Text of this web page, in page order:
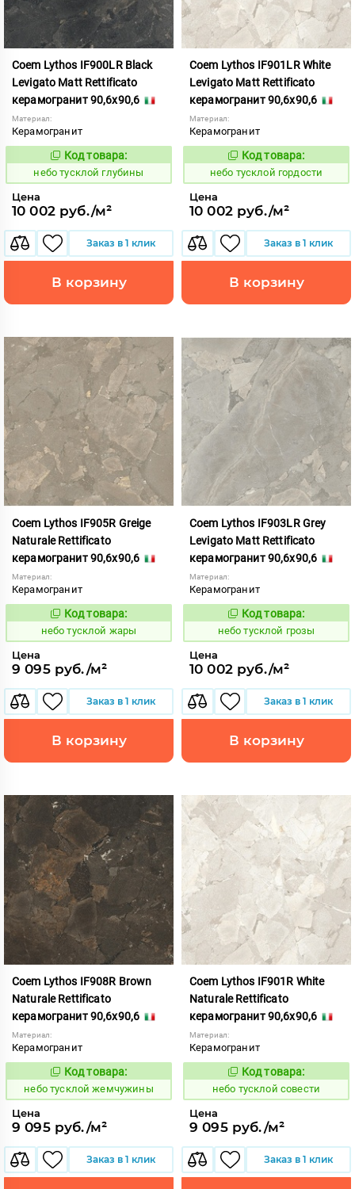
Coem Lythos IF900LR Black
Levigato Matt Rettificato
керамогранит 90,6x90,6
Материал:
Керамогранит
1122642
Код товара:
небо тусклой глубины
Цена
10 002 руб./м²
Заказ в 1 клик
В корзину
Coem Lythos IF901LR White
Levigato Matt Rettificato
керамогранит 90,6x90,6
Материал:
Керамогранит
1122643
Код товара:
небо тусклой гордости
Цена
10 002 руб./м²
Заказ в 1 клик
В корзину
Coem Lythos IF905R Greige
Naturale Rettificato
керамогранит 90,6x90,6
Материал:
Керамогранит
1122650
Код товара:
небо тусклой жары
Цена
9 095 руб./м²
Заказ в 1 клик
В корзину
Coem Lythos IF903LR Grey
Levigato Matt Rettificato
керамогранит 90,6x90,6
Материал:
Керамогранит
1122644
Код товара:
небо тусклой грозы
Цена
10 002 руб./м²
Заказ в 1 клик
В корзину
Coem Lythos IF908R Brown
Naturale Rettificato
керамогранит 90,6x90,6
Материал:
Керамогранит
1122651
Код товара:
небо тусклой жемчужины
Цена
9 095 руб./м²
Заказ в 1 клик
Coem Lythos IF901R White
Naturale Rettificato
керамогранит 90,6x90,6
Материал:
Керамогранит
1122648
Код товара:
небо тусклой совести
Цена
9 095 руб./м²
Заказ в 1 клик